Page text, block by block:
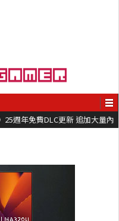
25週年免費DLC更新 追加大量內